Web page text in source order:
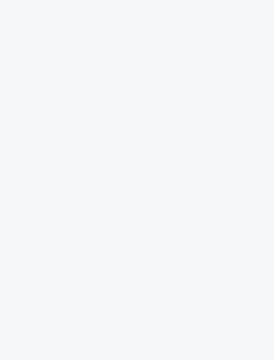
'
au '
incidents '
avis '
"
'